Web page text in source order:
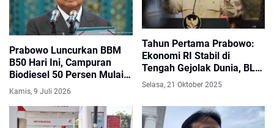
Prabowo Luncurkan BBM
B50 Hari Ini, Campuran
Biodiesel 50 Persen Mulai
Diterapkan
Kamis, 9 Juli 2026
Tahun Pertama Prabowo:
Ekonomi RI Stabil di
Tengah Gejolak Dunia, BLT
Diperpanjang hingga Akhir
Selasa, 21 Oktober 2025